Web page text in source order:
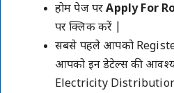
होम पेज परApply For
पर क्लिक करें |
सबसे पहले आपको
आपको इन डेटेल्स की
Electricity